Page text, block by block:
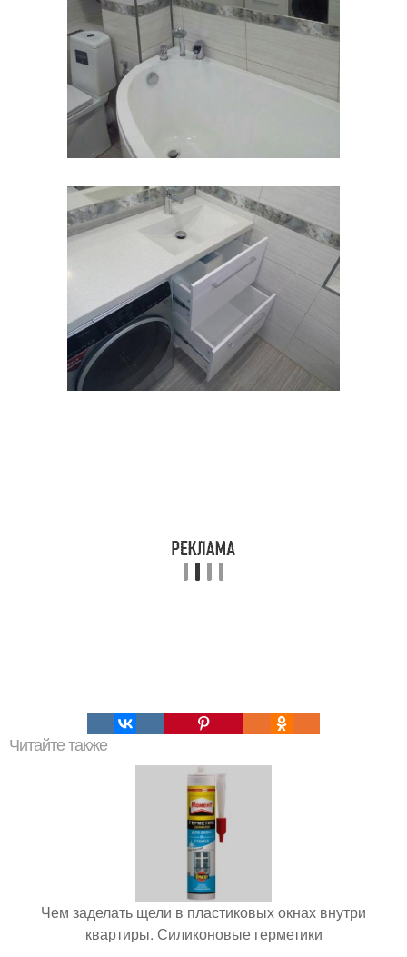
Читайте также
Чем заделать щели в пластиковых окнах внутри
квартиры. Силиконовые герметики